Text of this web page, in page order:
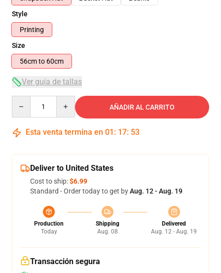
Style
Printing
Size
56cm to 60cm
Ver guía de tallas
AÑADIR AL CARRITO
Esta venta termina en 01 : 17: 52
Deliver to United States
Cost to ship:$6.99
Standard - Order today to get byAug. 12 - Aug. 19
Production
Today
Shipping
Aug. 08
Delivered
Aug. 12 - Aug. 19
Transacción segura